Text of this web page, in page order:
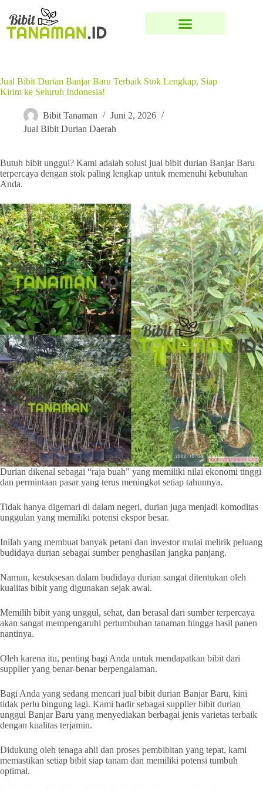
Jual Bibit Durian Banjar Baru Terbaik Stok Lengkap, Siap
Kirim ke Seluruh Indonesia!
Bibit Tanaman
Juni 2, 2026
Jual Bibit Durian Daerah
Butuh bibit unggul? Kami adalah solusi jual bibit durian Banjar Baru
terpercaya dengan stok paling lengkap untuk memenuhi kebutuhan
Anda.
Durian dikenal sebagai “raja buah” yang memiliki nilai ekonomi tinggi
dan permintaan pasar yang terus meningkat setiap tahunnya.
Tidak hanya digemari di dalam negeri, durian juga menjadi komoditas
unggulan yang memiliki potensi ekspor besar.
Inilah yang membuat banyak petani dan investor mulai melirik peluang
budidaya durian sebagai sumber penghasilan jangka panjang.
Namun, kesuksesan dalam budidaya durian sangat ditentukan oleh
kualitas bibit yang digunakan sejak awal.
Memilih bibit yang unggul, sehat, dan berasal dari sumber terpercaya
akan sangat mempengaruhi pertumbuhan tanaman hingga hasil panen
nantinya.
Oleh karena itu, penting bagi Anda untuk mendapatkan bibit dari
supplier yang benar-benar berpengalaman.
Bagi Anda yang sedang mencari jual bibit durian Banjar Baru, kini
tidak perlu bingung lagi. Kami hadir sebagai supplier bibit durian
unggul Banjar Baru yang menyediakan berbagai jenis varietas terbaik
dengan kualitas terjamin.
Didukung oleh tenaga ahli dan proses pembibitan yang tepat, kami
memastikan setiap bibit siap tanam dan memiliki potensi tumbuh
optimal.